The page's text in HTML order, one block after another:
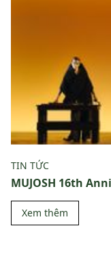
TIN TỨC
MUJOSH 16th
Xem thêm